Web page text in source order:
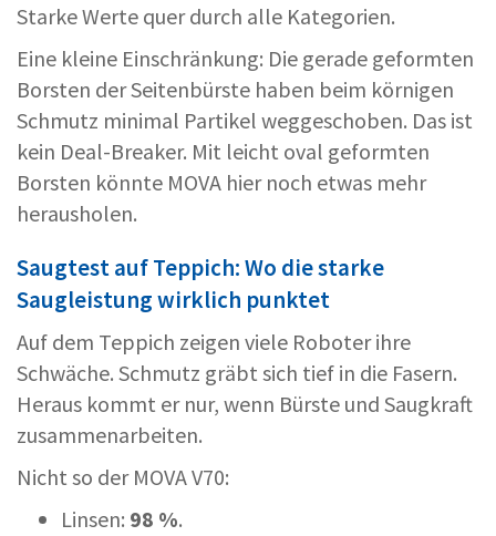
Starke Werte quer durch alle Kategorien.
Eine kleine Einschränkung: Die gerade geformten
Borsten der Seitenbürste haben beim körnigen
Schmutz minimal Partikel weggeschoben. Das ist
kein Deal-Breaker. Mit leicht oval geformten
Borsten könnte MOVA hier noch etwas mehr
herausholen.
Saugtest auf Teppich: Wo die starke
Saugleistung wirklich punktet
Auf dem Teppich zeigen viele Roboter ihre
Schwäche. Schmutz gräbt sich tief in die Fasern.
Heraus kommt er nur, wenn Bürste und Saugkraft
zusammenarbeiten.
Nicht so der MOVA V70:
Linsen: 98 %.